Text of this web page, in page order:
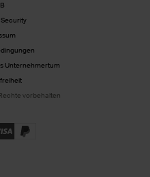
Unternehmertum
vorbehalten